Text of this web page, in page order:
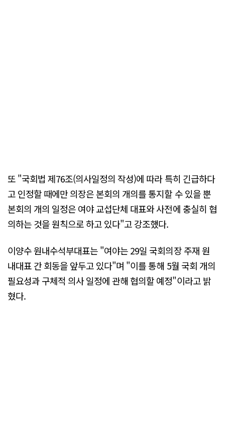
또 "국회법 제76조(의사일정의 작성)에 따라 특히 긴급하다
고 인정할 때에만 의장은 본회의 개의를 통지할 수 있을 뿐
본회의 개의 일정은 여야 교섭단체 대표와 사전에 충실히 협
의하는 것을 원칙으로 하고 있다"고 강조했다.
이양수 원내수석부대표는 "여야는 29일 국회의장 주재 원
내대표 간 회동을 앞두고 있다"며 "이를 통해 5월 국회 개의
필요성과 구체적 의사 일정에 관해 협의할 예정"이라고 밝
혔다.